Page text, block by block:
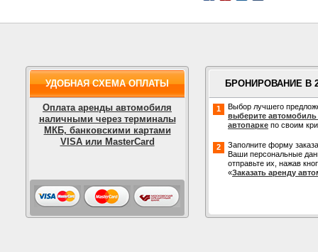
УДОБНАЯ СХЕМА ОПЛАТЫ
Оплата аренды автомобиля
наличными через терминалы
МКБ, банковскими картами
VISA или MasterCard
БРОНИРОВАНИЕ В
1
Выбор лучшего
выберите
автопарке по своим
2
Заполните форму
Ваши персональные
отправьте их, нажав
«Заказать аренду